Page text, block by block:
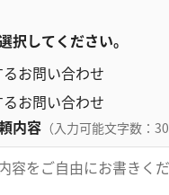
択してください。
お問い合わせ
お問い合わせ
内容 （入力可能文字数：